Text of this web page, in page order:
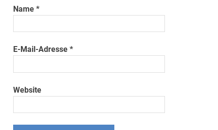
Name*
E-Mail-Adresse*
Website